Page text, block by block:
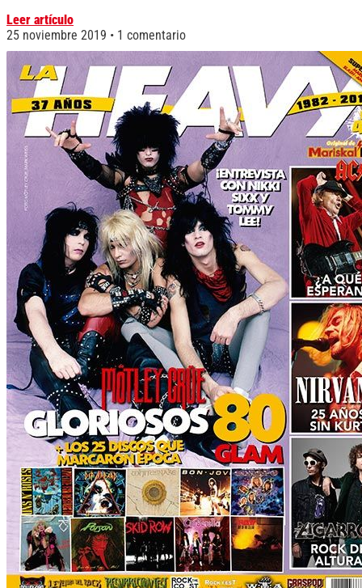
Leer artículo
25 noviembre 2019
1 comentario